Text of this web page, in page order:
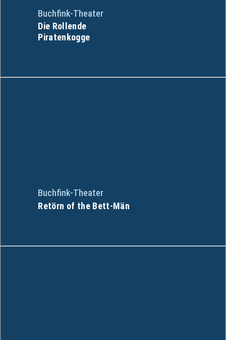
Buchfink-Theater
Die Rollende
Piratenkogge
Buchfink-Theater
Retörn of the Bett-Män